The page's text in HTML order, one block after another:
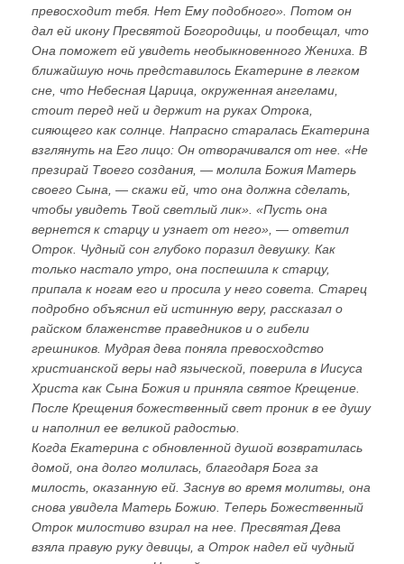
превосходит тебя. Нет Ему подобного». Потом он
дал ей икону Пресвятой Богородицы, и пообещал, что
Она поможет ей увидеть необыкновенного Жениха. В
ближайшую ночь представилось Екатерине в легком
сне, что Небесная Царица, окруженная ангелами,
стоит перед ней и держит на руках Отрока,
сияющего как солнце. Напрасно старалась Екатерина
взглянуть на Его лицо: Он отворачивался от нее. «Не
презирай Твоего создания, — молила Божия Матерь
своего Сына, — скажи ей, что она должна сделать,
чтобы увидеть Твой светлый лик». «Пусть она
вернется к старцу и узнает от него», — ответил
Отрок. Чудный сон глубоко поразил девушку. Как
только настало утро, она поспешила к старцу,
припала к ногам его и просила у него совета. Старец
подробно объяснил ей истинную веру, рассказал о
райском блаженстве праведников и о гибели
грешников. Мудрая дева поняла превосходство
христианской веры над языческой, поверила в Иисуса
Христа как Сына Божия и приняла святое Крещение.
После Крещения божественный свет проник в ее душу
и наполнил ее великой радостью.
Когда Екатерина с обновленной душой возвратилась
домой, она долго молилась, благодаря Бога за
милость, оказанную ей. Заснув во время молитвы, она
снова увидела Матерь Божию. Теперь Божественный
Отрок милостиво взирал на нее. Пресвятая Дева
взяла правую руку девицы, а Отрок надел ей чудный